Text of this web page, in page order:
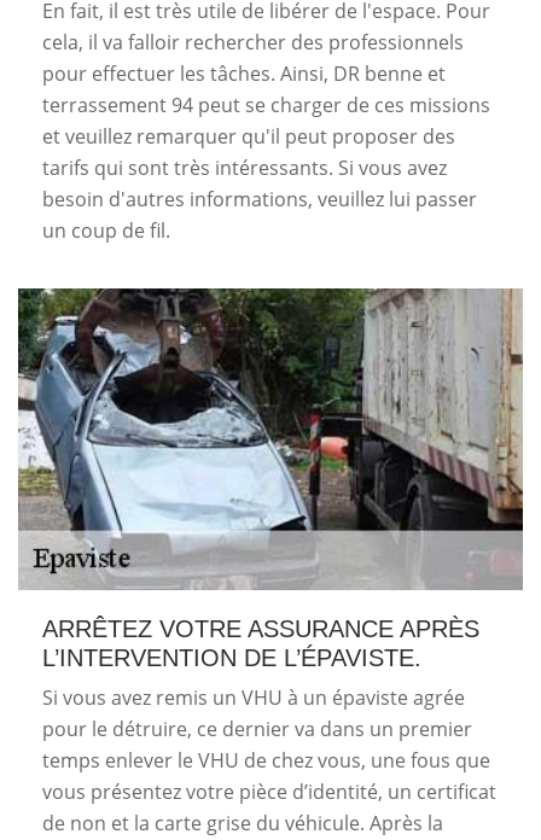
En fait, il est très utile de libérer de l'espace. Pour
cela, il va falloir rechercher des professionnels
pour effectuer les tâches. Ainsi, DR benne et
terrassement 94 peut se charger de ces missions
et veuillez remarquer qu'il peut proposer des
tarifs qui sont très intéressants. Si vous avez
besoin d'autres informations, veuillez lui passer
un coup de fil.
ARRÊTEZ VOTRE ASSURANCE APRÈS
L’INTERVENTION DE L’ÉPAVISTE.
Si vous avez remis un VHU à un épaviste agrée
pour le détruire, ce dernier va dans un premier
temps enlever le VHU de chez vous, une fous que
vous présentez votre pièce d’identité, un certificat
de non et la carte grise du véhicule. Après la